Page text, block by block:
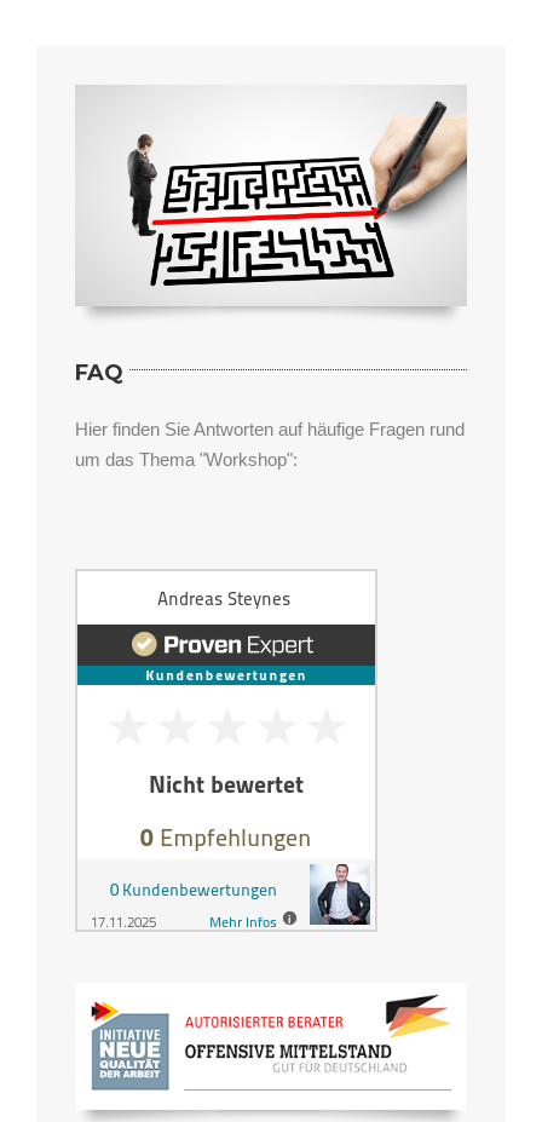
FAQ
Hier finden Sie Antworten auf häufige Fragen rund
um das Thema "Workshop":